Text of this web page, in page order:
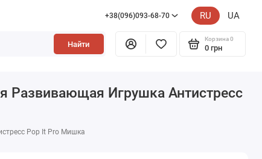
+38(096)093-68-70 RU UA
Найти
Корзина 0
0 грн
Развивающая Игрушка Антистресс
Pop It Pro Мишка